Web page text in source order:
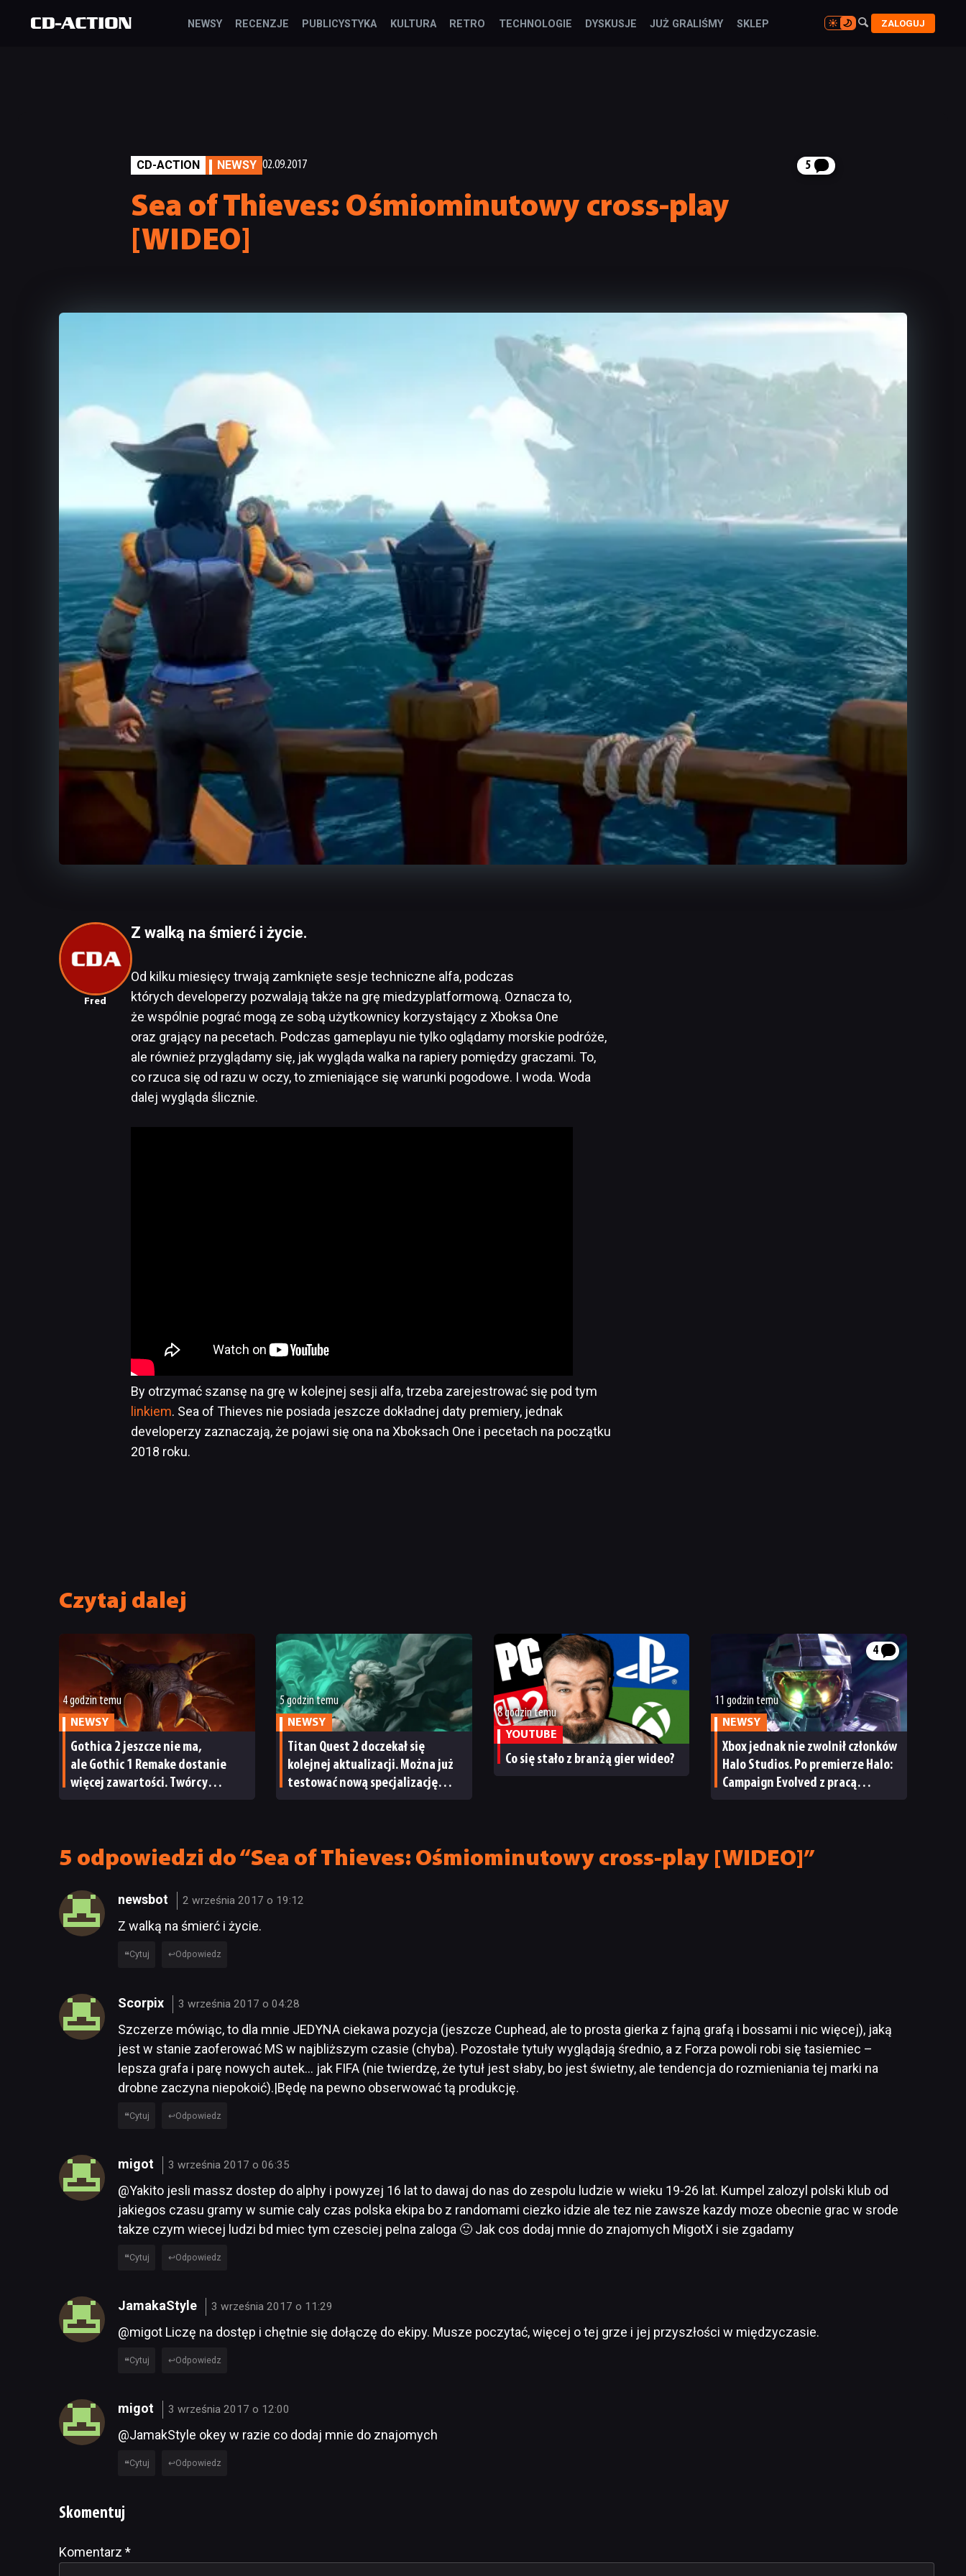
NEWSY RECENZJE PUBLICYSTYKA KULTURA RETRO TECHNOLOGIE DYSKUSJE JUŻ GRALIŚMY SKLEP 
 ZALOGUJ
CD-ACTION NEWSY 02.09.2017 5
Sea of Thieves: Ośmiominutowy cross-play
[WIDEO]
Fred
Z walką na śmierć i życie.
Od kilku miesięcy trwają zamknięte sesje techniczne alfa, podczas
których developerzy pozwalają także na grę miedzyplatformową. Oznacza to,
że wspólnie pograć mogą ze sobą użytkownicy korzystający z Xboksa One
oraz grający na pecetach. Podczas gameplayu nie tylko oglądamy morskie podróże,
ale również przyglądamy się, jak wygląda walka na rapiery pomiędzy graczami. To,
co rzuca się od razu w oczy, to zmieniające się warunki pogodowe. I woda. Woda
dalej wygląda ślicznie.
By otrzymać szansę na grę w kolejnej sesji alfa, trzeba zarejestrować się pod tym
linkiem. Sea of Thieves nie posiada jeszcze dokładnej daty premiery, jednak
developerzy zaznaczają, że pojawi się ona na Xboksach One i pecetach na początku
2018 roku.
Czytaj dalej
4 godzin temu
NEWSY
Gothica 2 jeszcze nie ma,
ale Gothic 1 Remake dostanie
więcej zawartości. Twórcy
5 godzin temu
NEWSY
Titan Quest 2 doczekał się
kolejnej aktualizacji. Można już
testować nową specjalizację
8 godzin temu
YOUTUBE
Co się stało z branżą gier wideo?
4
11 godzin temu
NEWSY
Xbox jednak nie zwolnił członków
Halo Studios. Po premierze Halo:
Campaign Evolved z pracą
5 odpowiedzi do “Sea of Thieves: Ośmiominutowy cross-play [WIDEO]”
newsbot 2 września 2017 o 19:12
Z walką na śmierć i życie.
Cytuj Odpowiedz
Scorpix 3 września 2017 o 04:28
Szczerze mówiąc, to dla mnie JEDYNA ciekawa pozycja (jeszcze Cuphead, ale to prosta gierka z fajną grafą i bossami i nic więcej), jaką
jest w stanie zaoferować MS w najbliższym czasie (chyba). Pozostałe tytuły wyglądają średnio, a z Forza powoli robi się tasiemiec –
lepsza grafa i parę nowych autek… jak FIFA (nie twierdzę, że tytuł jest słaby, bo jest świetny, ale tendencja do rozmieniania tej marki na
drobne zaczyna niepokoić).|Będę na pewno obserwować tą produkcję.
Cytuj Odpowiedz
migot 3 września 2017 o 06:35
@Yakito jesli massz dostep do alphy i powyzej 16 lat to dawaj do nas do zespolu ludzie w wieku 19-26 lat. Kumpel zalozyl polski klub od
jakiegos czasu gramy w sumie caly czas polska ekipa bo z randomami ciezko idzie ale tez nie zawsze kazdy moze obecnie grac w srode
takze czym wiecej ludzi bd miec tym czesciej pelna zaloga 🙂 Jak cos dodaj mnie do znajomych MigotX i sie zgadamy
Cytuj Odpowiedz
JamakaStyle 3 września 2017 o 11:29
@migot Liczę na dostęp i chętnie się dołączę do ekipy. Musze poczytać, więcej o tej grze i jej przyszłości w międzyczasie.
Cytuj Odpowiedz
migot 3 września 2017 o 12:00
@JamakStyle okey w razie co dodaj mnie do znajomych
Cytuj Odpowiedz
Skomentuj
Komentarz *
Alternative: